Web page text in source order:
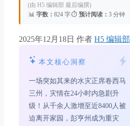
(由 H5 编辑部 最后编撰)
📊 字数： 824 字⏱️ 预计阅读： 3 分钟
2025年12月18日 作者 H5 编辑部
本文核心洞察
一场突如其来的水灾正席卷西马
三州，灾情在24小时内急剧升
级！从千余人激增至近8400人被
迫离开家园，彭亨州成为重灾